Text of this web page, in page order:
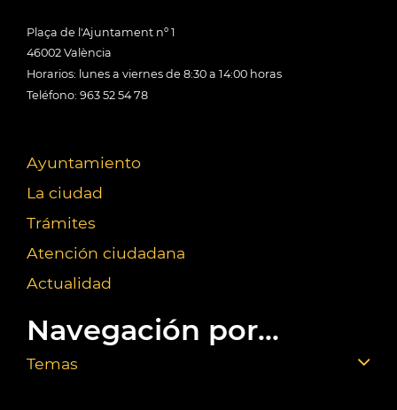
Plaça de l'Ajuntament nº 1
46002 València
Horarios: lunes a viernes de 8:30 a 14:00 horas
Teléfono: 963 52 54 78
Ayuntamiento
La ciudad
Trámites
Atención ciudadana
Actualidad
Navegación por...
Temas